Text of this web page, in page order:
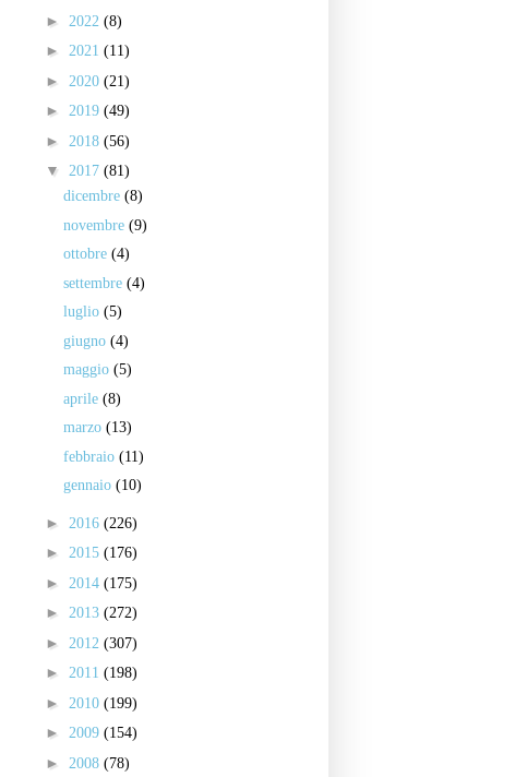
► 2022 (8)
► 2021 (11)
► 2020 (21)
► 2019 (49)
► 2018 (56)
▼ 2017 (81)
dicembre (8)
novembre (9)
ottobre (4)
settembre (4)
luglio (5)
giugno (4)
maggio (5)
aprile (8)
marzo (13)
febbraio (11)
gennaio (10)
► 2016 (226)
► 2015 (176)
► 2014 (175)
► 2013 (272)
► 2012 (307)
► 2011 (198)
► 2010 (199)
► 2009 (154)
► 2008 (78)